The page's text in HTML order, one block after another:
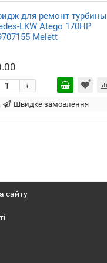
для ремонт турбины
LKW Atego 170HP
Melett
+
Швидке замовлення
сайту